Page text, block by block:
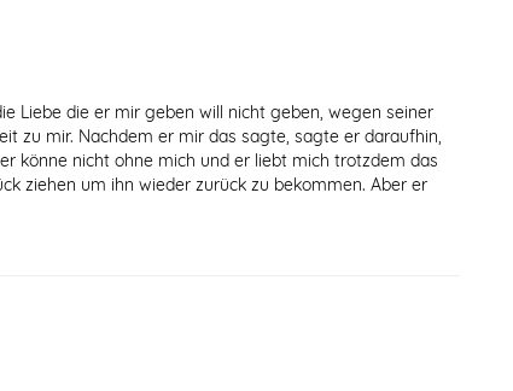
Liebe die er mir geben will nicht geben, wegen seiner
zu mir. Nachdem er mir das sagte, sagte er daraufhin,
könne nicht ohne mich und er liebt mich trotzdem das
ziehen um ihn wieder zurück zu bekommen. Aber er